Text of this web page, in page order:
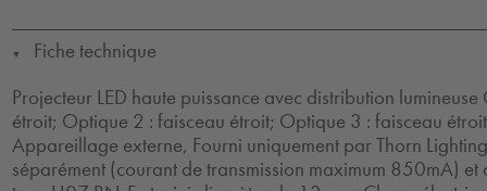
▼
Fiche technique
Projecteur LED haute puissance avec distribution
étroit; Optique 2 : faisceau étroit; Optique 3 : faisceau
Appareillage externe, Fourni uniquement par Thorn
séparément (courant de transmission maximum 850mA)